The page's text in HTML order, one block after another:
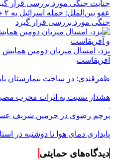
جنگی مورد بررسی قرار گیرد
یزد، امسال میزبان دومین همایش
آفریقاست
ظفرقندی: در ساخت بیمارستان
هشدار نسبت به اثرات مخرب
پرچم رضوی در حرمین شریف
پایداری دمای هوا تا دوشنبه در
دیدگاه‌های حمایتی